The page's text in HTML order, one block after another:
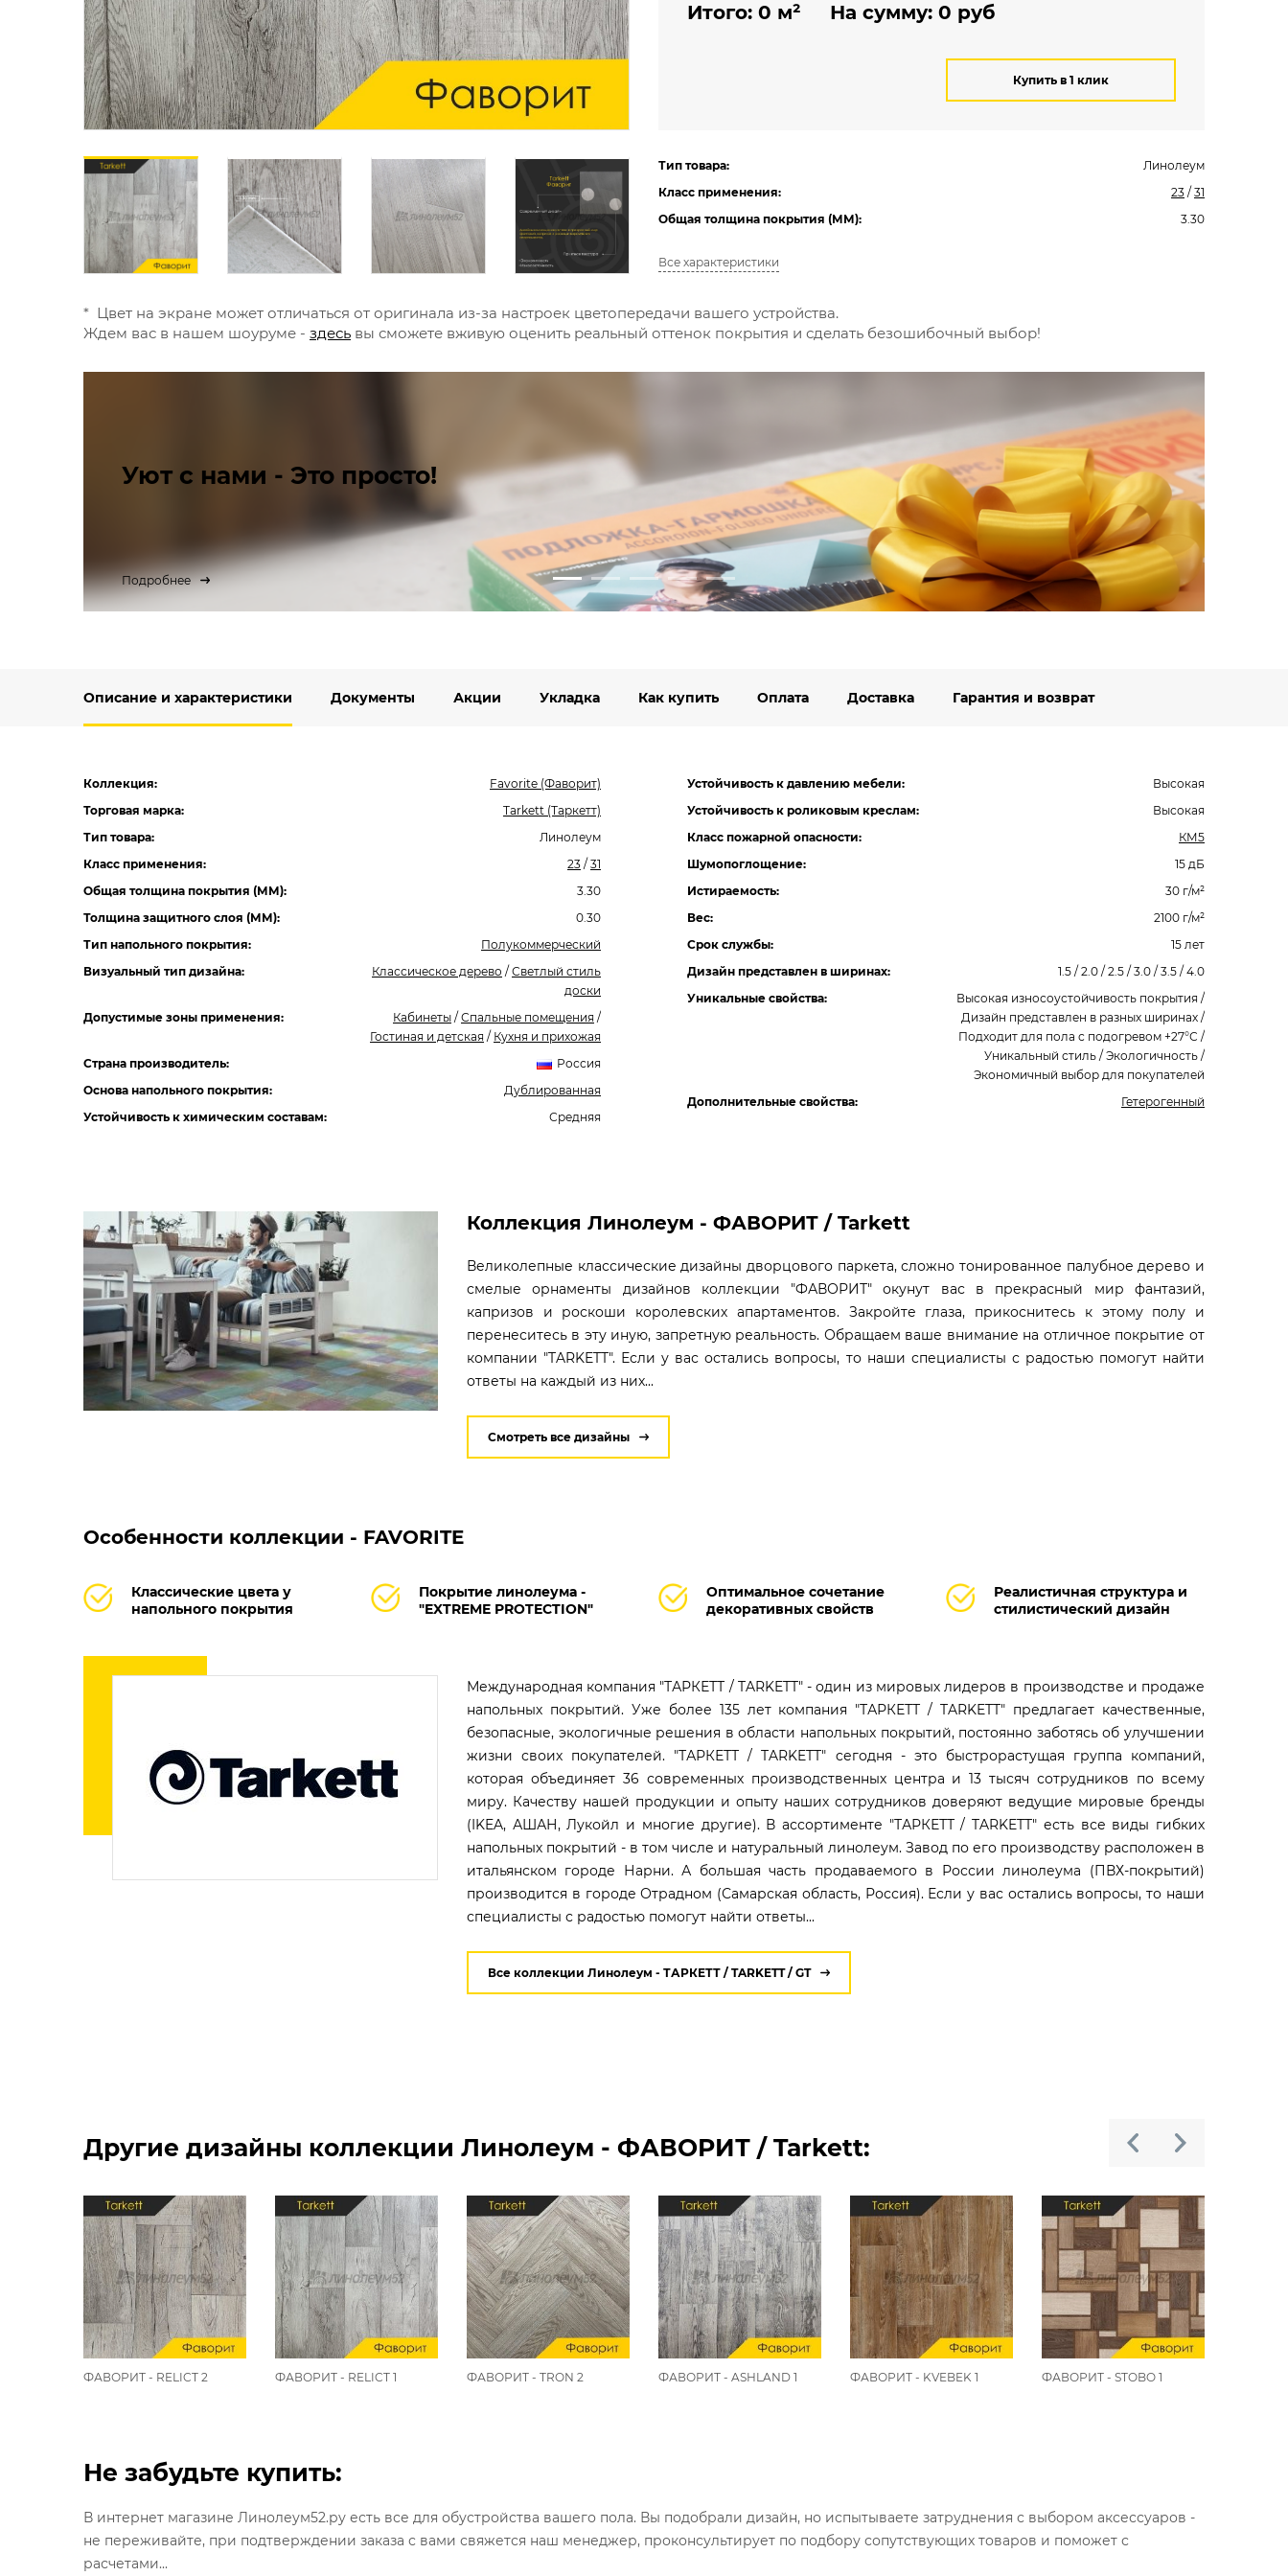
Итого: 0 м² На сумму: 0 руб
Купить в 1 клик
Тип товара:
Линолеум
Класс применения:
23 / 31
Общая толщина покрытия (ММ):
3.30
Все характеристики
* Цвет на экране может отличаться от оригинала из-за настроек цветопередачи вашего устройства.
Ждем вас в нашем шоуруме - здесь вы сможете вживую оценить реальный оттенок покрытия и сделать безошибочный выбор!
Уют с нами - Это просто!
Подробнее
Описание и характеристики Документы Акции Укладка Как купить Оплата Доставка Гарантия и возврат
Коллекция:
Favorite (Фаворит)
Торговая марка:
Tarkett (Таркетт)
Тип товара:
Линолеум
Класс применения:
23 / 31
Общая толщина покрытия (ММ):
3.30
Толщина защитного слоя (ММ):
0.30
Тип напольного покрытия:
Полукоммерческий
Визуальный тип дизайна:
Классическое дерево / Светлый стиль
доски
Допустимые зоны применения:
Кабинеты / Спальные помещения /
Гостиная и детская / Кухня и прихожая
Страна производитель:
Россия
Основа напольного покрытия:
Дублированная
Устойчивость к химическим составам:
Средняя
Устойчивость к давлению мебели:
Высокая
Устойчивость к роликовым креслам:
Высокая
Класс пожарной опасности:
КМ5
Шумопоглощение:
15 дБ
Истираемость:
30 г/м²
Вес:
2100 г/м²
Срок службы:
15 лет
Дизайн представлен в ширинах:
1.5 / 2.0 / 2.5 / 3.0 / 3.5 / 4.0
Уникальные свойства:
Высокая износоустойчивость покрытия /
Дизайн представлен в разных ширинах /
Подходит для пола с подогревом +27°С /
Уникальный стиль / Экологичность /
Экономичный выбор для покупателей
Дополнительные свойства:
Гетерогенный
Коллекция Линолеум - ФАВОРИТ / Tarkett
Великолепные классические дизайны дворцового паркета, сложно тонированное палубное дерево и
смелые орнаменты дизайнов коллекции "ФАВОРИТ" окунут вас в прекрасный мир фантазий,
капризов и роскоши королевских апартаментов. Закройте глаза, прикоснитесь к этому полу и
перенеситесь в эту иную, запретную реальность. Обращаем ваше внимание на отличное покрытие от
компании "TARKETT". Если у вас остались вопросы, то наши специалисты с радостью помогут найти
ответы на каждый из них...
Смотреть все дизайны
Особенности коллекции - FAVORITE
Классические цвета у
напольного покрытия
Покрытие линолеума -
"EXTREME PROTECTION"
Оптимальное сочетание
декоративных свойств
Реалистичная структура и
стилистический дизайн
Международная компания "ТАРКЕТТ / TARKETT" - один из мировых лидеров в производстве и продаже
напольных покрытий. Уже более 135 лет компания "ТАРКЕТТ / TARKETT" предлагает качественные,
безопасные, экологичные решения в области напольных покрытий, постоянно заботясь об улучшении
жизни своих покупателей. "ТАРКЕТТ / TARKETT" cегодня - это быстрорастущая группа компаний,
которая объединяет 36 современных производственных центра и 13 тысяч сотрудников по всему
миру. Качеству нашей продукции и опыту наших сотрудников доверяют ведущие мировые бренды
(IKEA, АШАН, Лукойл и многие другие). В ассортименте "ТАРКЕТТ / TARKETT" есть все виды гибких
напольных покрытий - в том числе и натуральный линолеум. Завод по его производству расположен в
итальянском городе Нарни. А большая часть продаваемого в России линолеума (ПВХ-покрытий)
производится в городе Отрадном (Самарская область, Россия). Если у вас остались вопросы, то наши
специалисты с радостью помогут найти ответы...
Все коллекции Линолеум - ТАРКЕТТ / TARKETT / GT
Другие дизайны коллекции Линолеум - ФАВОРИТ / Tarkett:
ФАВОРИТ - RELICT 2 ФАВОРИТ - RELICT 1 ФАВОРИТ - TRON 2 ФАВОРИТ - ASHLAND 1 ФАВОРИТ - KVEBEK 1 ФАВОРИТ - STOBO 1
Не забудьте купить:
В интернет магазине Линолеум52.ру есть все для обустройства вашего пола. Вы подобрали дизайн, но испытываете затруднения с выбором аксессуаров -
не переживайте, при подтверждении заказа с вами свяжется наш менеджер, проконсультирует по подбору сопутствующих товаров и поможет с
расчетами...